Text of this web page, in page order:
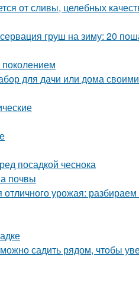
от сливы, целебных
груш на зиму: 20
для дачи или дома
посадкой чеснока
почвы
отличного урожая:
садить рядом, чтобы